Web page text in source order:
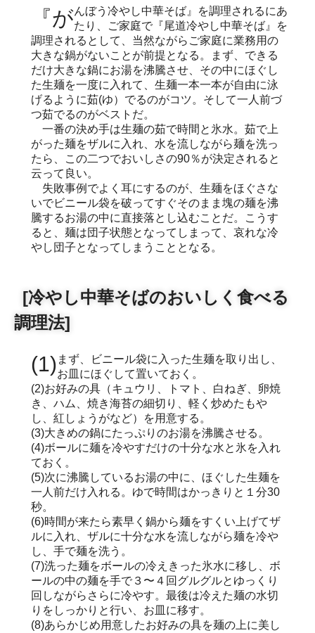
『がんぼう冷やし中華そば』を調理されるにあたり、ご家庭で『尾道冷やし中華そば』を
調理されるとして、当然ながらご家庭に業務用の
大きな鍋がないことが前提となる。まず、できる
だけ大きな鍋にお湯を沸騰させ、その中にほぐし
た生麺を一度に入れて、生麺一本一本が自由に泳
げるように茹(ゆ）でるのがコツ。そして一人前づ
つ茹でるのがベストだ。
一番の決め手は生麺の茹で時間と氷水。茹で上
がった麺をザルに入れ、水を流しながら麺を洗っ
たら、この二つでおいしさの90％が決定されると
云って良い。
失敗事例でよく耳にするのが、生麺をほぐさな
いでビニール袋を破ってすぐそのまま塊の麺を沸
騰するお湯の中に直接落とし込むことだ。こうす
ると、麺は団子状態となってしまって、哀れな冷
やし団子となってしまうこととなる。
[冷やし中華そばのおいしく食べる
調理法]
(1)まず、ビニール袋に入った生麺を取り出し、お皿にほぐして置いておく。
(2)お好みの具（キュウリ、トマト、白ねぎ、卵焼
き、ハム、焼き海苔の細切り、軽く炒めたもや
し、紅しょうがなど）を用意する。
(3)大きめの鍋にたっぷりのお湯を沸騰させる。
(4)ボールに麺を冷やすだけの十分な水と氷を入れ
ておく。
(5)次に沸騰しているお湯の中に、ほぐした生麺を
一人前だけ入れる。ゆで時間はかっきりと１分30
秒。
(6)時間が来たら素早く鍋から麺をすくい上げてザ
ルに入れ、ザルに十分な水を流しながら麺を冷や
し、手で麺を洗う。
(7)洗った麺をボールの冷えきった氷水に移し、ボ
ールの中の麺を手で３〜４回グルグルとゆっくり
回しながらさらに冷やす。最後は冷えた麺の水切
りをしっかりと行い、お皿に移す。
(8)あらかじめ用意したお好みの具を麺の上に美し